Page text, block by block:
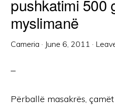
pushkatimi 500
myslimanë
Cameria · June 6, 2011 ·
Përballë masakrës,